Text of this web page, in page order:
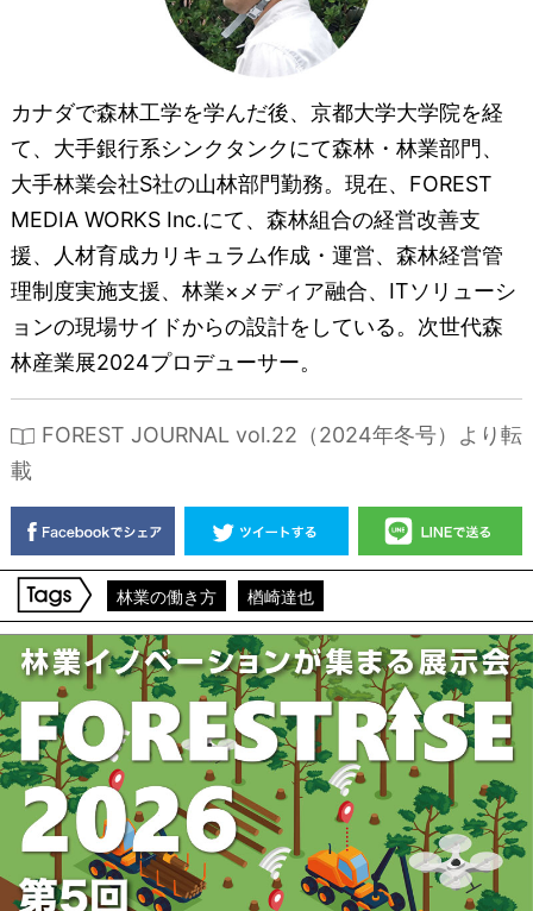
カナダで森林工学を学んだ後、京都大学大学院を経
て、大手銀行系シンクタンクにて森林・林業部門、
大手林業会社S社の山林部門勤務。現在、FOREST
MEDIA WORKS Inc.にて、森林組合の経営改善支
援、人材育成カリキュラム作成・運営、森林経営管
理制度実施支援、林業×メディア融合、ITソリューシ
ョンの現場サイドからの設計をしている。次世代森
林産業展2024プロデューサー。
FOREST JOURNAL vol.22（2024年冬号）より転
載
林業の働き方 楢崎達也